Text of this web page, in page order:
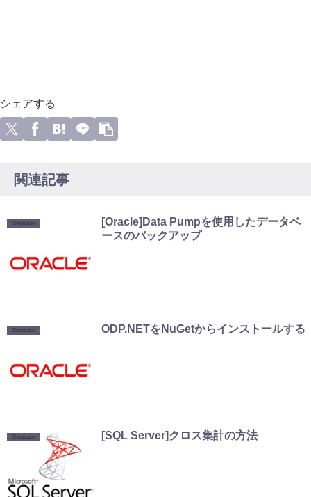
シェアする
関連記事
Database
[Oracle]Data Pumpを使用したデータベ
ースのバックアップ
Database ODP.NETをNuGetからインストールする
Database [SQL Server]クロス集計の方法